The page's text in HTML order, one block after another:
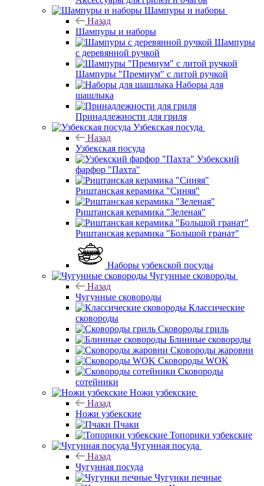
Шампуры и наборы
Назад
Шампуры и наборы
Шампуры
с деревянной ручкой
Шампуры "Премиум" с литой ручкой
Наборы для
шашлыка
Принадлежности для гриля
Узбекская посуда
Назад
Узбекская посуда
Узбекский
фарфор "Пахта"
Риштанская керамика "Синяя"
Риштанская керамика "Зеленая"
Риштанская керамика "Большой гранат"
Наборы узбекской посуды
Чугунные сковороды
Назад
Чугунные сковороды
Классические
сковороды
Сковороды гриль
Блинные сковороды
Сковороды жаровни
Сковороды WOK
Сковороды
сотейники
Ножи узбекские
Назад
Ножи узбекские
Пчаки
Топорики узбекские
Чугунная посуда
Назад
Чугунная посуда
Чугунки печные